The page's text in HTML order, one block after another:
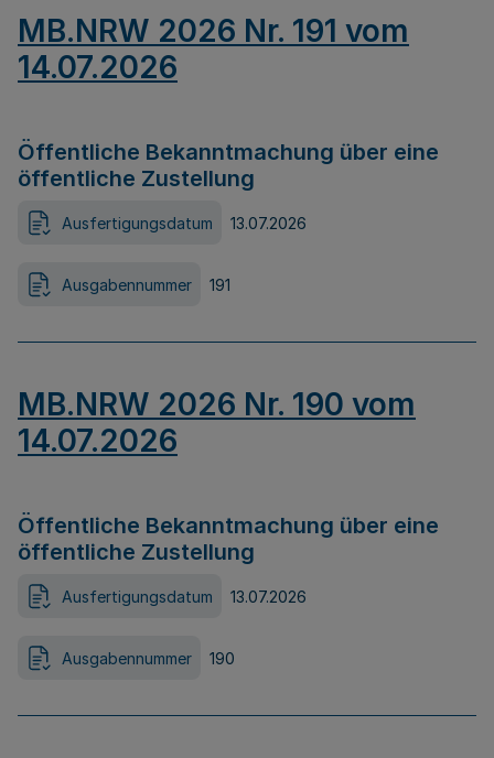
MB.NRW 2026 Nr. 191 vom
14.07.2026
Öffentliche Bekanntmachung über eine
öffentliche Zustellung
Ausfertigungsdatum 13.07.2026
Ausgabennummer 191
MB.NRW 2026 Nr. 190 vom
14.07.2026
Öffentliche Bekanntmachung über eine
öffentliche Zustellung
Ausfertigungsdatum 13.07.2026
Ausgabennummer 190